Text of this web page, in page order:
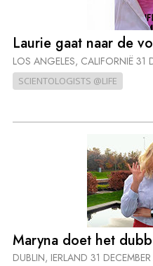
Laurie gaat naar de
LOS ANGELES, CALIFORNIË 31
SCIENTOLOGISTS @LIFE
Maryna doet het
DUBLIN, IERLAND 31